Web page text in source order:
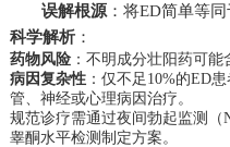
误解根源 ：将ED简单等
科学解析：
药物风险：不明成分壮阳药可能
病因复杂性：仅不足10%的ED
管、神经或心理病因治疗。
规范诊疗需通过夜间勃起监测（
睾酮水平检测制定方案。